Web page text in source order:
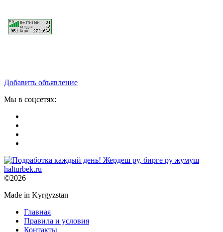
Добавить объявление
Мы в соцсетях:
©2026
Made in Kyrgyzstan
Главная
Правила и условия
Контакты